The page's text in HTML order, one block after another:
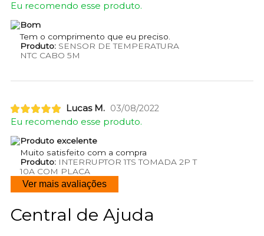
Eu recomendo esse produto.
Bom
Tem o comprimento que eu preciso.
Produto:SENSOR DE TEMPERATURA
NTC CABO 5M
Lucas M. 03/08/2022
Eu recomendo esse produto.
Produto excelente
Muito satisfeito com a compra
Produto:INTERRUPTOR 1TS TOMADA 2P T
10A COM PLACA
Ver mais avaliações
Central de Ajuda